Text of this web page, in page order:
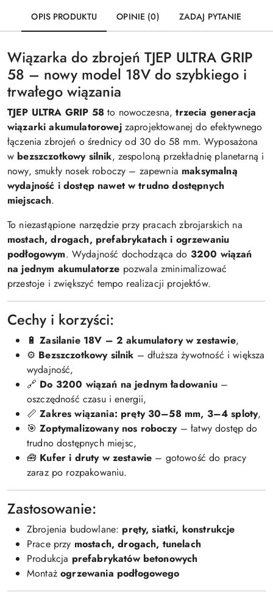
OPIS PRODUKTU OPINIE (0) ZADAJ PYTANIE
Wiązarka do zbrojeń TJEP ULTRA GRIP
58 – nowy model 18V do szybkiego i
trwałego wiązania
TJEP ULTRA GRIP 58to nowoczesna,trzecia generacja
wiązarki akumulatorowejzaprojektowanej do efektywnego
łączenia zbrojeń o średnicy od 30 do 58 mm. Wyposażona
w bezszczotkowy silnik, zespoloną przekładnię planetarną i
nowy, smukły nosek roboczy – zapewnia maksymalną
wydajność i dostęp nawet w trudno dostępnych
miejscach.
To niezastąpione narzędzie przy pracach zbrojarskich na
mostach, drogach, prefabrykatach i ogrzewaniu
podłogowym. Wydajność dochodząca do 3200 wiązań
na jednym akumulatorze pozwala zminimalizować
przestoje i zwiększyć tempo realizacji projektów.
Cechy i korzyści:
🔋Zasilanie 18V – 2 akumulatory w zestawie,
⚙️ Bezszczotkowy silnik – dłuższa żywotność i większa
wydajność,
🔗 Do 3200 wiązań na jednym ładowaniu–
oszczędność czasu i energii,
📏Zakres wiązania: pręty 30–58 mm, 3–4 sploty,
🎯Zoptymalizowany nos roboczy– łatwy dostęp do
trudno dostępnych miejsc,
🧰 Kufer i druty w zestawie – gotowość do pracy
zaraz po rozpakowaniu.
Zastosowanie:
Zbrojenia budowlane: pręty, siatki, konstrukcje
Prace przy mostach, drogach, tunelach
Produkcja prefabrykatów betonowych
Montażogrzewania podłogowego